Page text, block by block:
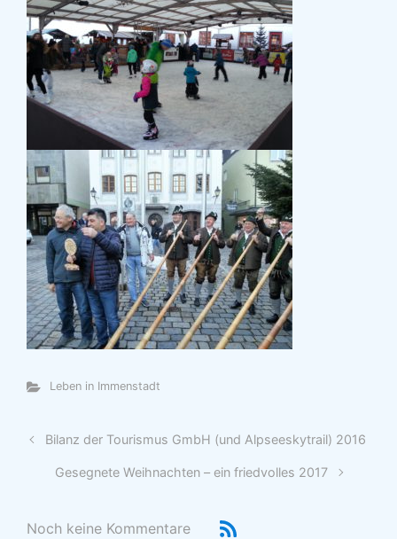
Leben in Immenstadt
Bilanz der Tourismus GmbH (und Alpseeskytrail) 2016
Gesegnete Weihnachten – ein friedvolles 2017
Noch keine Kommentare